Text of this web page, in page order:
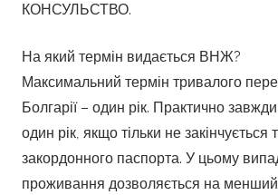
КОНСУЛЬСТВО.
На який термін видається ВНЖ?
Максимальний термін тривалого
Болгарії – один рік. Практично
один рік, якщо тільки не закінчується
закордонного паспорта. У цьому
проживання дозволяється на